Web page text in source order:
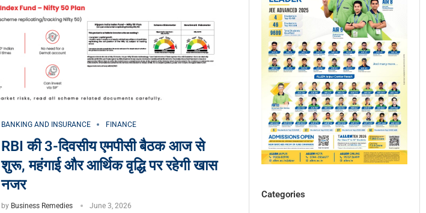
BANKING AND INSURANCE FINANCE
RBI की 3-दिवसीय एमपीसी बैठक आज से
शुरू, महंगाई और आर्थिक वृद्धि पर रहेगी खास
नजर
by Business Remedies June 3, 2026
Categories